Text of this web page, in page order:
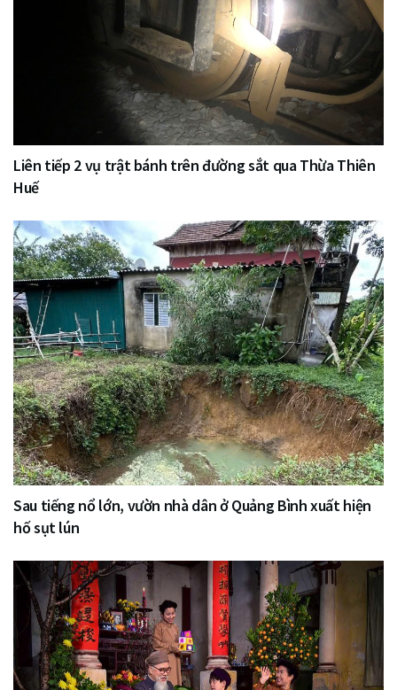
Liên tiếp 2 vụ trật bánh trên đường sắt qua Thừa Thiên
Huế
Sau tiếng nổ lớn, vườn nhà dân ở Quảng Bình xuất hiện
hố sụt lún